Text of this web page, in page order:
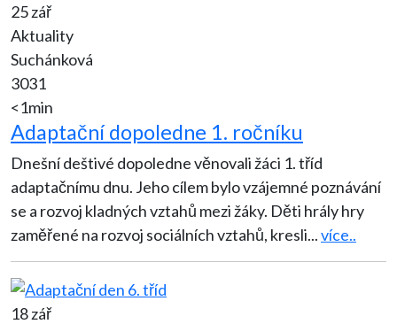
25 zář
Aktuality
Suchánková
3031
<1min
Adaptační dopoledne 1. ročníku
Dnešní deštivé dopoledne věnovali žáci 1. tříd
adaptačnímu dnu. Jeho cílem bylo vzájemné poznávání
se a rozvoj kladných vztahů mezi žáky. Děti hrály hry
zaměřené na rozvoj sociálních vztahů, kresli...více..
18 zář